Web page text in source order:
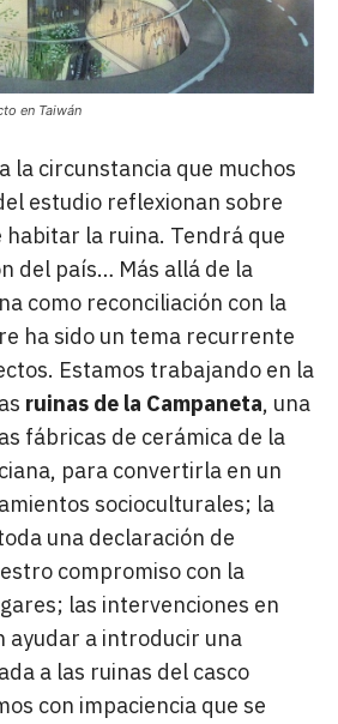
en Taiwán
la circunstancia que muchos
estudio reflexionan sobre
habitar la ruina. Tendrá que
del país… Más allá de la
como reconciliación con la
ha sido un tema recurrente
Estamos trabajando en la
ruinas de la Campaneta, una
fábricas de cerámica de la
para convertirla en un
socioculturales; la
una declaración de
compromiso con la
las intervenciones en
ayudar a introducir una
a las ruinas del casco
con impaciencia que se